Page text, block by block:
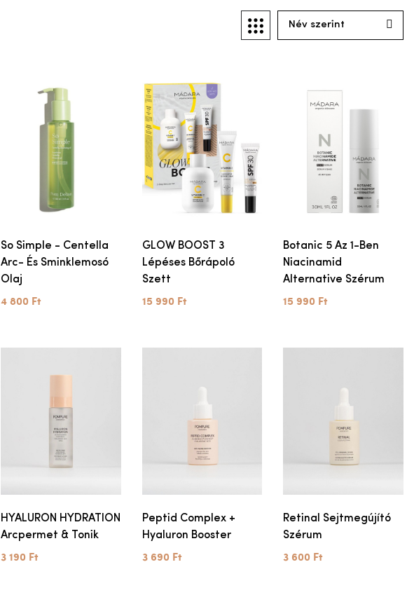
So Simple - Centella
Arc- És Sminklemosó
Olaj
4 800 Ft
GLOW BOOST 3
Lépéses Bőrápoló
Szett
15 990 Ft
Botanic 5 Az 1-Ben
Niacinamid
Alternative Szérum
15 990 Ft
HYALURON HYDRATION
Arcpermet & Tonik
3 190 Ft
Peptid Complex +
Hyaluron Booster
3 690 Ft
Retinal Sejtmegújító
Szérum
3 600 Ft